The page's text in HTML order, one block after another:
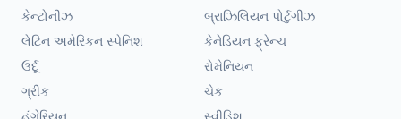
કેન્ટોનીઝ
બ્રાઝિલિયન પોર્ટુગીઝ
લેટિન અમેરિકન સ્પેનિશ
કેનેડિયન ફ્રેન્ચ
ઉર્દૂ
રોમેનિયન
ગ્રીક
ચેક